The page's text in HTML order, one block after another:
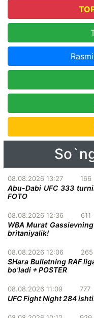
08.08.2026 13:27 166
Abu-Dabi UFC 333
FOTO
08.08.2026 12:36 611
WBA Murat
britaniyalik!
08.08.2026 12:06 265
SHara Bulletning RAF
bo'ladi + POSTER
08.08.2026 11:09 777
UFC Fight Night 284